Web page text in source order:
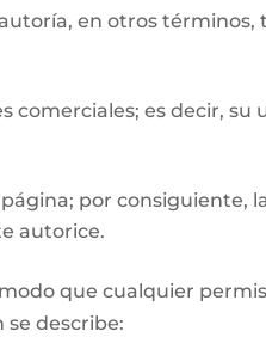
en otros términos,
comerciales; es decir, su
por consiguiente,
autorice.
que cualquier
describe: